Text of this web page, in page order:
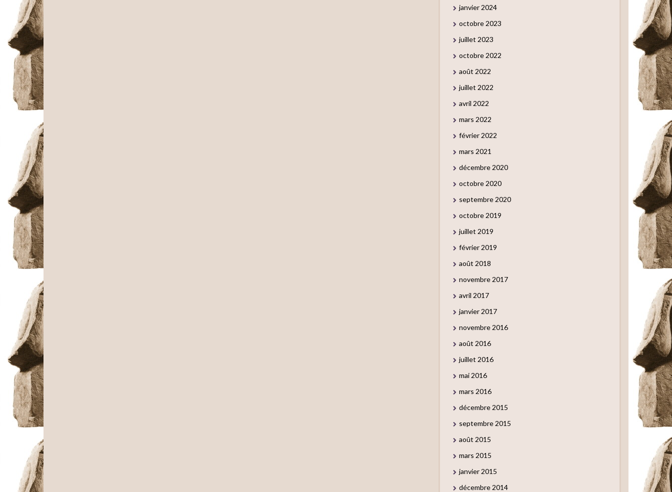
janvier 2024
octobre 2023
juillet 2023
octobre 2022
août 2022
juillet 2022
avril 2022
mars 2022
février 2022
mars 2021
décembre 2020
octobre 2020
septembre 2020
octobre 2019
juillet 2019
février 2019
août 2018
novembre 2017
avril 2017
janvier 2017
novembre 2016
août 2016
juillet 2016
mai 2016
mars 2016
décembre 2015
septembre 2015
août 2015
mars 2015
janvier 2015
décembre 2014